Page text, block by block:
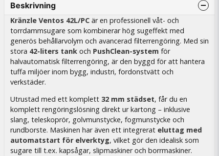
Beskrivning
Kränzle Ventos 42L/PC är en professionell våt- och
torrdammsugare som kombinerar hög sugeffekt med
generös behållarvolym och avancerad filterrengöring. Med sin
stora 42-liters tank och PushClean-system för
halvautomatisk filterrengöring, är den byggd för att hantera
tuffa miljöer inom bygg, industri, fordonstvätt och
verkstäder.
Utrustad med ett komplett 32 mm städset, får du en
komplett rengöringslösning direkt ur kartong – inklusive
slang, teleskoprör, golvmunstycke, fogmunstycke och
rundborste. Maskinen har även ett integrerat eluttag med
automatstart för elverktyg, vilket gör den idealisk som
sugare till t.ex. kapsågar, slipmaskiner och borrmaskiner.